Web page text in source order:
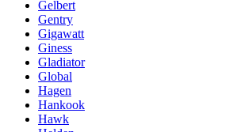
Gelbert
Gentry
Gigawatt
Giness
Gladiator
Global
Hagen
Hankook
Hawk